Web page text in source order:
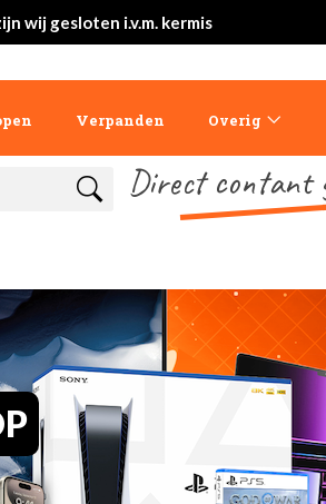
wij gesloten i.v.m. kermis
Verpanden Overig
Direct contant